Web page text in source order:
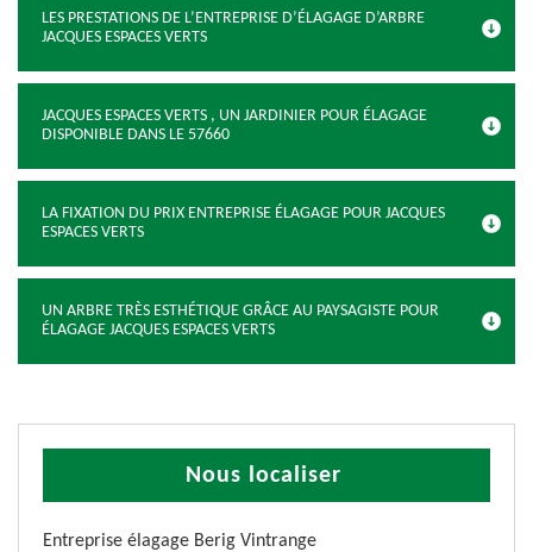
LES PRESTATIONS DE L’ENTREPRISE D’ÉLAGAGE D’ARBRE
JACQUES ESPACES VERTS
JACQUES ESPACES VERTS , UN JARDINIER POUR ÉLAGAGE
DISPONIBLE DANS LE 57660
LA FIXATION DU PRIX ENTREPRISE ÉLAGAGE POUR JACQUES
ESPACES VERTS
UN ARBRE TRÈS ESTHÉTIQUE GRÂCE AU PAYSAGISTE POUR
ÉLAGAGE JACQUES ESPACES VERTS
Nous localiser
Entreprise élagage Berig Vintrange